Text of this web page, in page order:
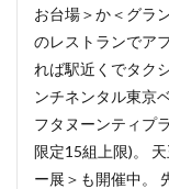
お台場＞か＜グラ
のレストランでア
れば駅近くでタク
ンチネンタル東京
フタヌーンティプ
限定15組上限)。
ー展＞も開催中。